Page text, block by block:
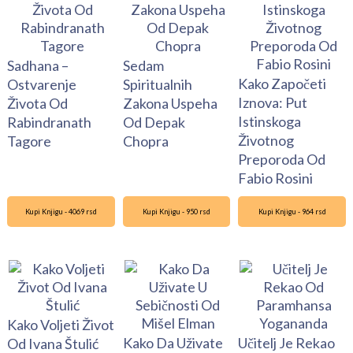
Sadhana –
Ostvarenje
Života Od
Rabindranath
Tagore
Sedam
Spiritualnih
Zakona Uspeha
Od Depak
Chopra
Kako Započeti
Iznova: Put
Istinskoga
Životnog
Preporoda Od
Fabio Rosini
Kupi Knjigu - 4069 rsd
Kako Voljeti Život
Od Ivana Štulić
Kupi Knjigu - 950 rsd
Kako Da Uživate
Kupi Knjigu - 964 rsd
Učitelj Je Rekao